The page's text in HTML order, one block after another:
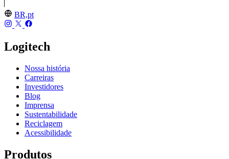
BR,pt
Logitech
Nossa história
Carreiras
Investidores
Blog
Imprensa
Sustentabilidade
Reciclagem
Acessibilidade
Produtos